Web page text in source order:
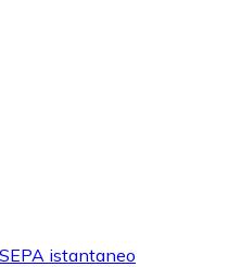
istantaneo